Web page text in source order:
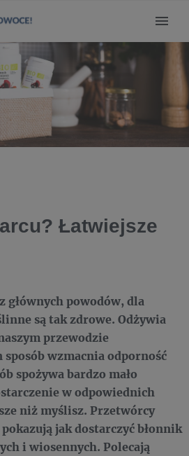
Łatwiejsze
głównych powodów, dla
są tak zdrowe. Odżywia
przewodzie
wzmacnia odporność
spożywa bardzo mało
w odpowiednich
niż myślisz. Przetwórcy
jak dostarczyć błonnik
i wiosennych. Polecają